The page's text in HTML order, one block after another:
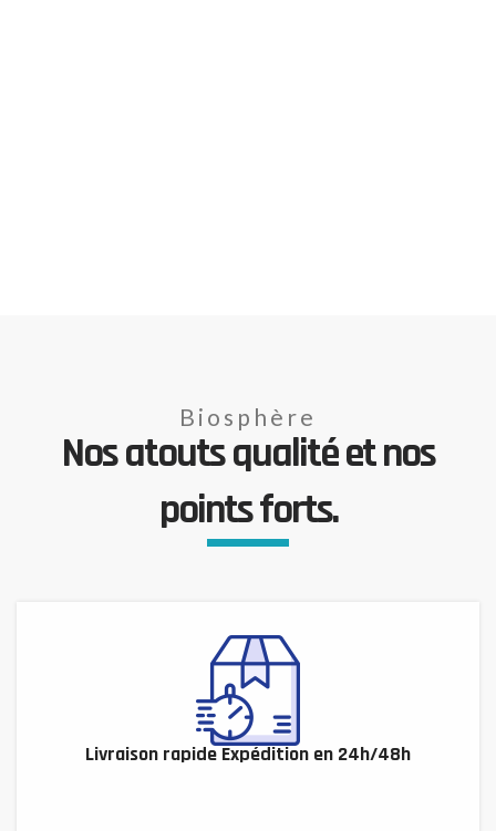
Biosphère
Nos atouts qualité et nos
points forts.
Livraison rapide Expédition en 24h/48h